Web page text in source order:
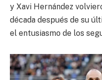
y Xavi Hernández
década después de su
el entusiasmo de los